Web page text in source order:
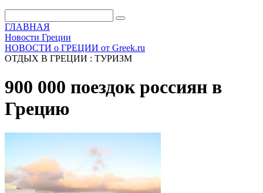
ГЛАВНАЯ
Новости Греции
НОВОСТИ о ГРЕЦИИ от Greek.ru
ОТДЫХ В ГРЕЦИИ : ТУРИЗМ
900 000 поездок россиян в
Грецию